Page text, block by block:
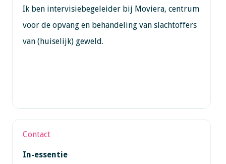
Ik ben intervisiebegeleider bij Moviera, centrum
voor de opvang en behandeling van slachtoffers
van (huiselijk) geweld.
Contact
In-essentie